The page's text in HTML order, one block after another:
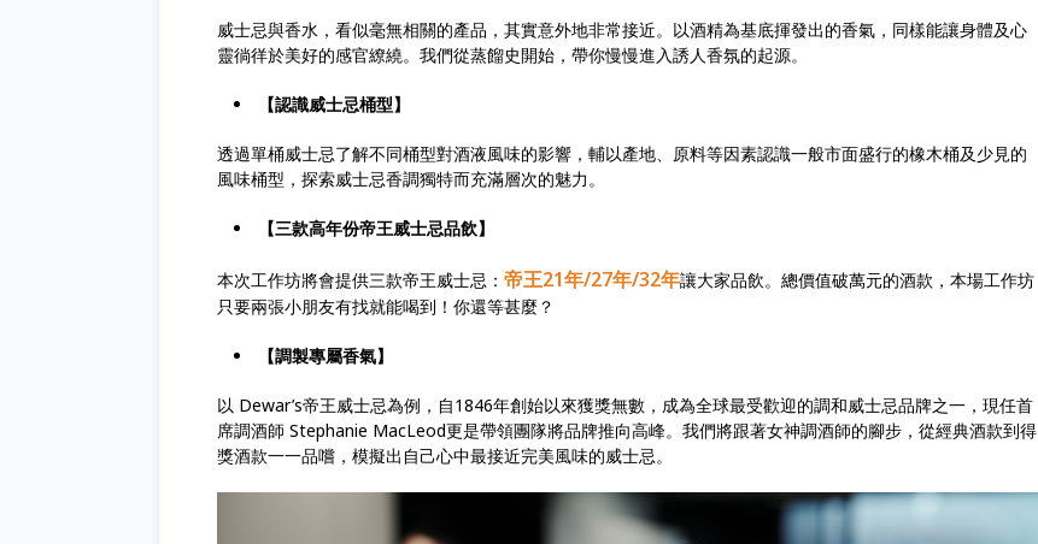
威士忌與香水，看似毫無相關的產品，其實意外地非常接近。以酒精為基底揮發出的香氣，同樣能讓身體及心
靈徜徉於美好的感官繚繞。我們從蒸餾史開始，帶你慢慢進入誘人香氛的起源。
【認識威士忌桶型】
透過單桶威士忌了解不同桶型對酒液風味的影響，輔以產地、原料等因素認識一般市面盛行的橡木桶及少見的
風味桶型，探索威士忌香調獨特而充滿層次的魅力。
【三款高年份帝王威士忌品飲】
本次工作坊將會提供三款帝王威士忌： 帝王21年/27年/32年讓大家品飲。總價值破萬元的酒款，本場工作坊
只要兩張小朋友有找就能喝到！你還等甚麼？
【調製專屬香氣】
以 Dewar’s帝王威士忌為例，自1846年創始以來獲獎無數，成為全球最受歡迎的調和威士忌品牌之一，現任首
席調酒師 Stephanie MacLeod更是帶領團隊將品牌推向高峰。我們將跟著女神調酒師的腳步，從經典酒款到得
獎酒款一一品嚐，模擬出自己心中最接近完美風味的威士忌。